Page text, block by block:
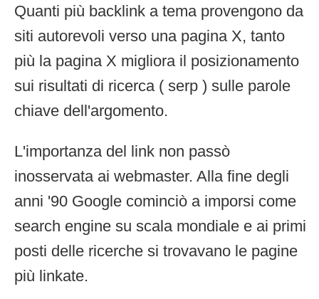
Quanti più backlink a tema provengono da
siti autorevoli verso una pagina X, tanto
più la pagina X migliora il posizionamento
sui risultati di ricerca ( serp ) sulle parole
chiave dell'argomento.
L'importanza del link non passò
inosservata ai webmaster. Alla fine degli
anni '90 Google cominciò a imporsi come
search engine su scala mondiale e ai primi
posti delle ricerche si trovavano le pagine
più linkate.